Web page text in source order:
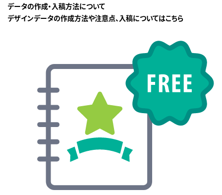
データの作成・入稿方法について
デザインデータの作成方法や注意点、入稿についてはこちら